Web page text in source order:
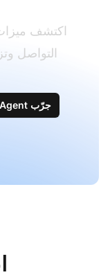
التواصل
جرّب LiveAgent